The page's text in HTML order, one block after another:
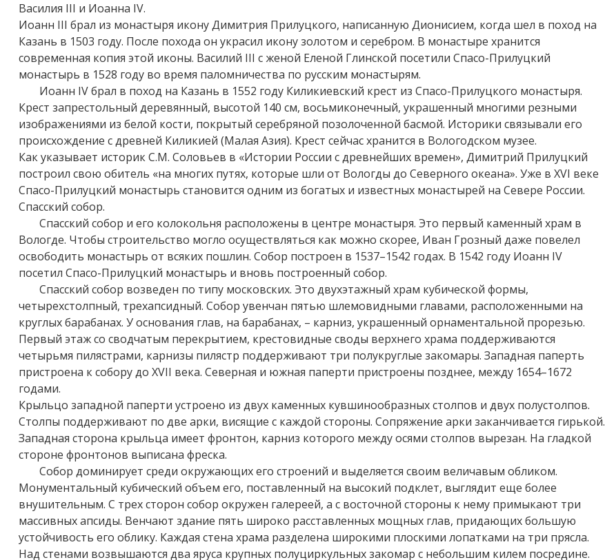
Василия III и Иоанна IV.
Иоанн III брал из монастыря икону Димитрия Прилуцкого, написанную Дионисием, когда шел в поход на
Казань в 1503 году. После похода он украсил икону золотом и серебром. В монастыре хранится
современная копия этой иконы. Василий III с женой Еленой Глинской посетили Спасо-Прилуцкий
монастырь в 1528 году во время паломничества по русским монастырям.
Иоанн IV брал в поход на Казань в 1552 году Киликиевский крест из Спасо-Прилуцкого монастыря.
Крест запрестольный деревянный, высотой 140 см, восьмиконечный, украшенный многими резными
изображениями из белой кости, покрытый серебряной позолоченной басмой. Историки связывали его
происхождение с древней Киликией (Малая Азия). Крест сейчас хранится в Вологодском музее.
Как указывает историк С.М. Соловьев в «Истории России с древнейших времен», Димитрий Прилуцкий
построил свою обитель «на многих путях, которые шли от Вологды до Северного океана». Уже в XVI веке
Спасо-Прилуцкий монастырь становится одним из богатых и известных монастырей на Севере России.
Спасский собор.
Спасский собор и его колокольня расположены в центре монастыря. Это первый каменный храм в
Вологде. Чтобы строительство могло осуществляться как можно скорее, Иван Грозный даже повелел
освободить монастырь от всяких пошлин. Собор построен в 1537–1542 годах. В 1542 году Иоанн IV
посетил Спасо-Прилуцкий монастырь и вновь построенный собор.
Спасский собор возведен по типу московских. Это двухэтажный храм кубической формы,
четырехстолпный, трехапсидный. Собор увенчан пятью шлемовидными главами, расположенными на
круглых барабанах. У основания глав, на барабанах, – карниз, украшенный орнаментальной прорезью.
Первый этаж со сводчатым перекрытием, крестовидные своды верхнего храма поддерживаются
четырьмя пилястрами, карнизы пилястр поддерживают три полукруглые закомары. Западная паперть
пристроена к собору до XVII века. Северная и южная паперти пристроены позднее, между 1654–1672
годами.
Крыльцо западной паперти устроено из двух каменных кувшинообразных столпов и двух полустолпов.
Столпы поддерживают по две арки, висящие с каждой стороны. Сопряжение арки заканчивается гирькой.
Западная сторона крыльца имеет фронтон, карниз которого между осями столпов вырезан. На гладкой
стороне фронтонов выписана фреска.
Собор доминирует среди окружающих его строений и выделяется своим величавым обликом.
Монументальный кубический объем его, поставленный на высокий подклет, выглядит еще более
внушительным. С трех сторон собор окружен галереей, а с восточной стороны к нему примыкают три
массивных апсиды. Венчают здание пять широко расставленных мощных глав, придающих большую
устойчивость его облику. Каждая стена храма разделена широкими плоскими лопатками на три прясла.
Над стенами возвышаются два яруса крупных полуциркульных закомар с небольшим килем посредине.